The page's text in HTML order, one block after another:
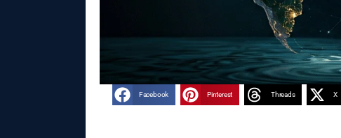
Facebook Pinterest Threads X